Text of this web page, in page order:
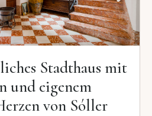
Stadthaus mit
und eigenem
von Sóller